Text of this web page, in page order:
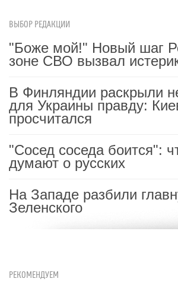
"Потеряли стыд в погоне
"Диором": Поплавская
семейке Плющенко
Игорь ЛУКЬЯНОВ | 14:24, 11 май
Источник: НТВ✓ Надежный источник
ВЫБОР РЕДАКЦИИ
"Боже мой!" Новый шаг
зоне СВО вызвал
В Финляндии раскрыли
для Украины правду:
просчитался
"Сосед соседа боится":
думают о русских
На Западе разбили
Зеленского
РЕКОМЕНДУЕМ